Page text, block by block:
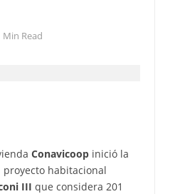
Min Read
Conavicoopinició la
habitacional
III que considera 201